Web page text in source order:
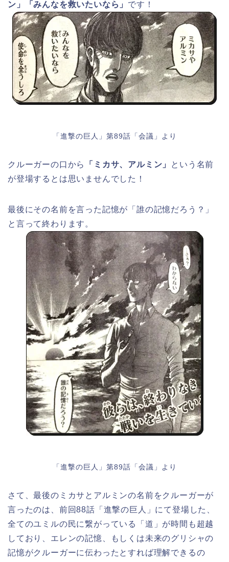
ン」「みんなを救いたいなら」 です！
「進撃の巨人」第89話「会議」より
クルーガーの口から 「ミカサ、アルミン」
という名前
が登場するとは思いませんでした！
最後にその名前を言った記憶が「誰の記憶だろう？」
と言って終わります。
「進撃の巨人」第89話「会議」より
さて、最後のミカサとアルミンの名前をクルーガーが
言ったのは、前回88話「進撃の巨人」にて登場した、
全てのユミルの民に繋がっている「道」が時間も超越
しており、エレンの記憶、もしくは未来のグリシャの
記憶がクルーガーに伝わったとすれば理解できるの